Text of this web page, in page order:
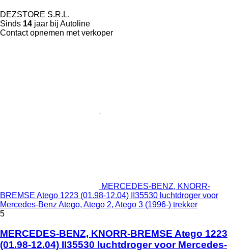
DEZSTORE S.R.L.
Sinds 14 jaar bij Autoline
Contact opnemen met verkoper
MERCEDES-BENZ, KNORR-
BREMSE Atego 1223 (01.98-12.04) II35530 luchtdroger voor
Mercedes-Benz Atego, Atego 2, Atego 3 (1996-) trekker
5
MERCEDES-BENZ, KNORR-BREMSE Atego 1223
(01.98-12.04) II35530 luchtdroger voor Mercedes-